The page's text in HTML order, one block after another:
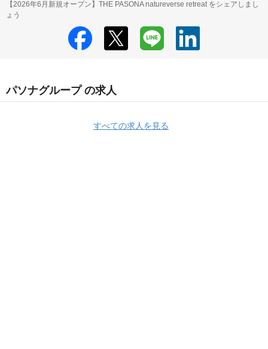
【2026年6月新規オープン】THE PASONA natureverse retreat をシェアしまし
ょう
パソナグループ の求人
すべての求人を見る